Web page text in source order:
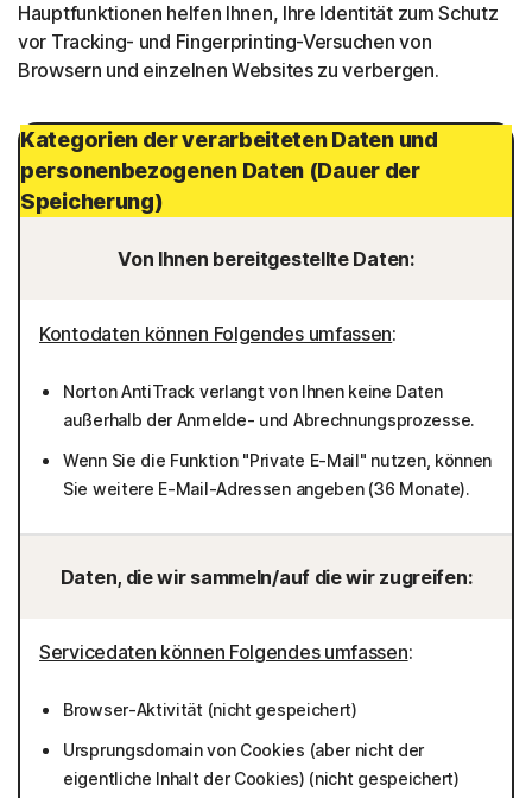
Hauptfunktionen helfen Ihnen, Ihre Identität zum Schutz
vor Tracking- und Fingerprinting-Versuchen von
Browsern und einzelnen Websites zu verbergen.
Kategorien der verarbeiteten Daten und
personenbezogenen Daten (Dauer der
Speicherung)
Von Ihnen bereitgestellte Daten:
Kontodaten können Folgendes umfassen:
Norton AntiTrack verlangt von Ihnen keine Daten
außerhalb der Anmelde- und Abrechnungsprozesse.
Wenn Sie die Funktion "Private E-Mail" nutzen, können
Sie weitere E-Mail-Adressen angeben (36 Monate).
Daten, die wir sammeln/auf die wir zugreifen:
Servicedaten können Folgendes umfassen:
Browser-Aktivität (nicht gespeichert)
Ursprungsdomain von Cookies (aber nicht der
eigentliche Inhalt der Cookies) (nicht gespeichert)